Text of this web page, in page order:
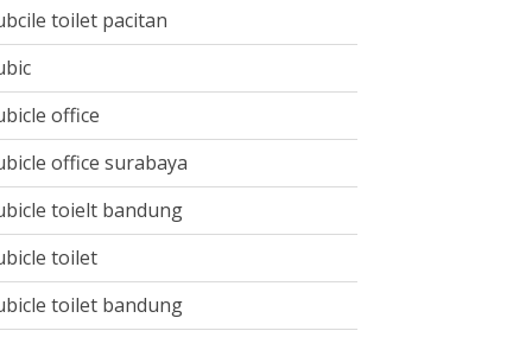
toilet pacitan
office
office surabaya
toielt bandung
toilet
toilet bandung